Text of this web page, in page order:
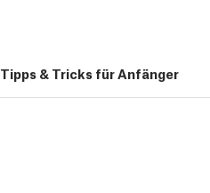
Tipps & Tricks für Anfänger